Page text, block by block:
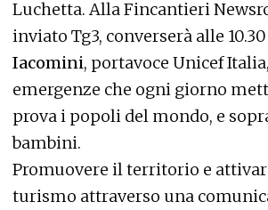
Luchetta. Alla Fincantieri
inviato Tg3, converserà alle
Iacomini, portavoce Unicef
emergenze che ogni giorno
prova i popoli del mondo, e
bambini.
Promuovere il territorio e
turismo attraverso una